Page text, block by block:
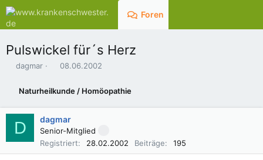
Foren
Pulswickel für´s Herz
E
e
dagmar
E
t
e
l
l
t
08.06.2002
Naturheilkunde / Homöopathie
D dagmar
Senior-Mitglied
Registriert
28.02.2002 Beiträge 195